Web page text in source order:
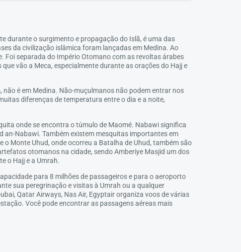
durante o surgimento e propagação do Islã, é uma das
da civilização islâmica foram lançadas em Medina. Ao
Foi separada do Império Otomano com as revoltas árabes
vão a Meca, especialmente durante as orações do Hajj e
é em Medina. Não-muçulmanos não podem entrar nos
diferenças de temperatura entre o dia e a noite,
onde se encontra o túmulo de Maomé. Nabawi significa
an-Nabawi. Também existem mesquitas importantes em
Monte Uhud, onde ocorreu a Batalha de Uhud, também são
otomanos na cidade, sendo Amberiye Masjid um dos
o Hajj e a Umrah.
para 8 milhões de passageiros e para o aeroporto
sua peregrinação e visitas à Umrah ou a qualquer
Qatar Airways, Nas Air, Egyptair organiza voos de várias
Você pode encontrar as passagens aéreas mais